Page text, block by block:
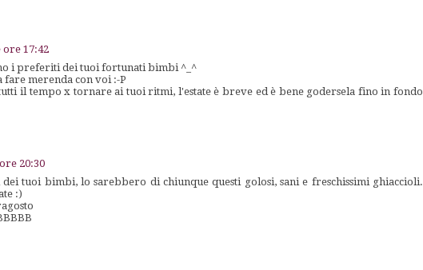
ore 17:42
i preferiti dei tuoi fortunati bimbi ^_^
merenda con voi :-P
il tempo x tornare ai tuoi ritmi, l'estate è breve ed è bene godersela fino in fondo
20:30
tuoi bimbi, lo sarebbero di chiunque questi golosi, sani e freschissimi ghiaccioli.
:)